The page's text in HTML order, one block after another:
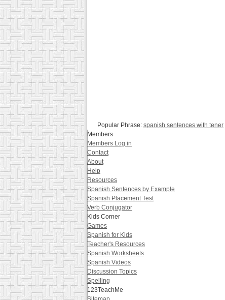
Popular Phrase: spanish sentences with tener
Members
Members Log in
Contact
About
Help
Resources
Spanish Sentences by Example
Spanish Placement Test
Verb Conjugator
Kids Corner
Games
Spanish for Kids
Teacher's Resources
Spanish Worksheets
Spanish Videos
Discussion Topics
Spelling
123TeachMe